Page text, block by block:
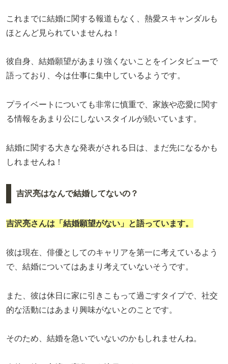
これまでに結婚に関する報道もなく、熱愛スキャンダルも
ほとんど見られていませんね！
彼自身、結婚願望があまり強くないことをインタビューで
語っており、今は仕事に集中しているようです。
プライベートについても非常に慎重で、家族や恋愛に関す
る情報をあまり公にしないスタイルが続いています。
結婚に関する大きな発表がされる日は、まだ先になるかも
しれませんね！
吉沢亮はなんで結婚してないの？
吉沢亮さんは「結婚願望がない」と語っています。
彼は現在、俳優としてのキャリアを第一に考えているよう
で、結婚についてはあまり考えていないそうです。
また、彼は休日に家に引きこもって過ごすタイプで、社交
的な活動にはあまり興味がないとのことです。
そのため、結婚を急いでいないのかもしれませんね。